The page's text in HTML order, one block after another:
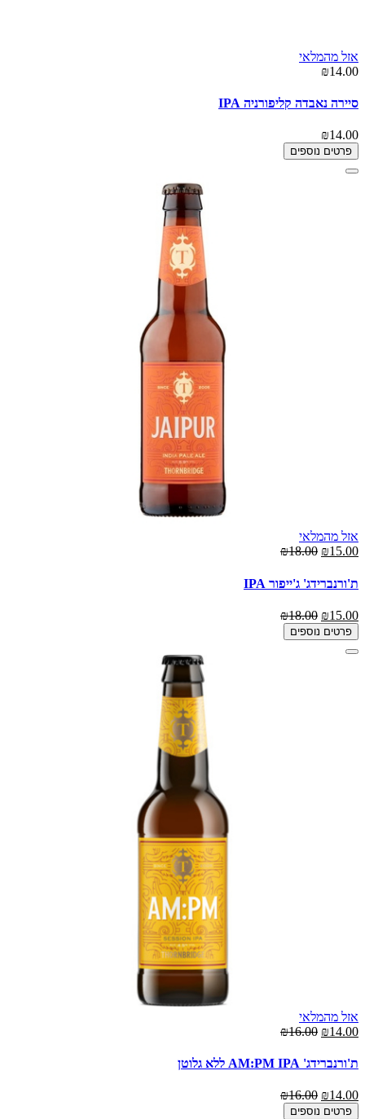
אזל מהמלאי
₪14.00
סיירה נאבדה קליפורניה IPA
₪14.00
פרטים נוספים
אזל מהמלאי
₪15.00
₪18.00
ת'ורנברידג' ג'ייפור IPA
₪15.00
₪18.00
פרטים נוספים
אזל מהמלאי
₪14.00
₪16.00
ת'ורנברידג' AM:PM IPA ללא גלוטן
₪14.00
₪16.00
פרטים נוספים